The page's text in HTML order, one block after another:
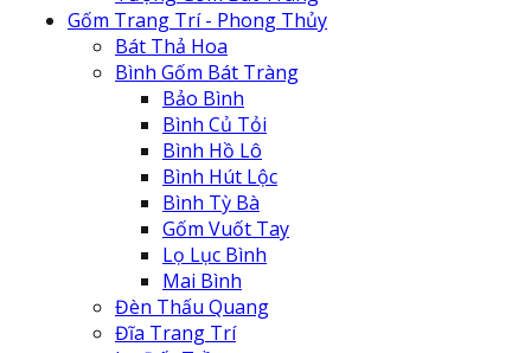
Gốm Trang Trí - Phong Thủy
Bát Thả Hoa
Bình Gốm Bát Tràng
Bảo Bình
Bình Củ Tỏi
Bình Hồ Lô
Bình Hút Lộc
Bình Tỳ Bà
Gốm Vuốt Tay
Lọ Lục Bình
Mai Bình
Đèn Thấu Quang
Đĩa Trang Trí